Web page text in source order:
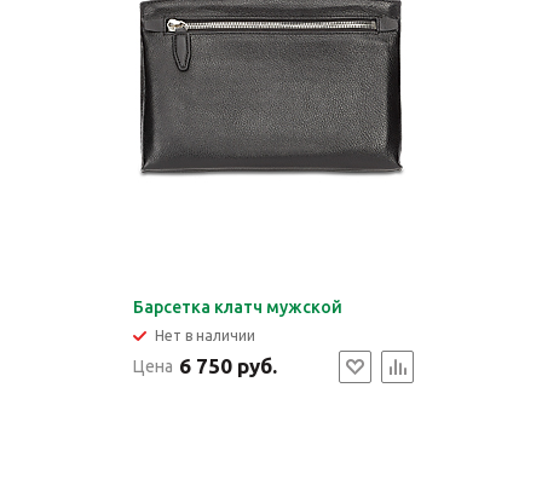
Барсетка клатч мужской
Нет в наличии
Цена 6 750 руб.